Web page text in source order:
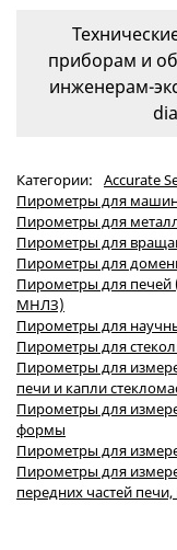
приборам и
инженерам-
Категории:
Accurate
Пирометры для
Пирометры для
Пирометры для
Пирометры для
Пирометры для печей
МНЛЗ)
Пирометры для
Пирометры для
Пирометры для
печи и капли
Пирометры для
формы
Пирометры для
Пирометры для
передних частей